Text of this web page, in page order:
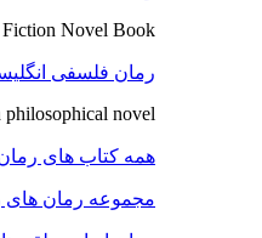
Fiction Novel Book
رمان فلسفی
philosophical novel
همه کتاب های
مجموعه رمان های